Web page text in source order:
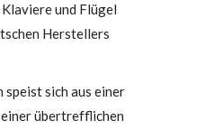
und Flügel
Herstellers
sich aus einer
übertrefflichen